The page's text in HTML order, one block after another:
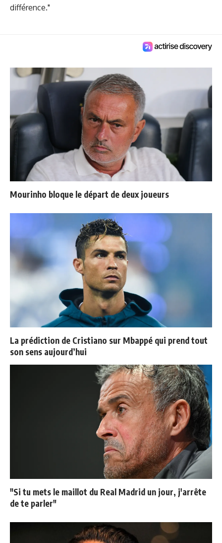
différence."
Mourinho bloque le départ de deux joueurs
La prédiction de Cristiano sur Mbappé qui prend tout
son sens aujourd’hui
"Si tu mets le maillot du Real Madrid un jour, j'arrête
de te parler"